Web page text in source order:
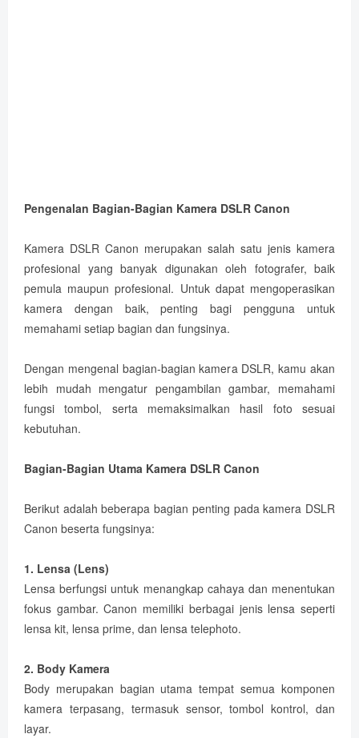
Pengenalan Bagian-Bagian Kamera DSLR Canon
Kamera DSLR Canon merupakan salah satu jenis kamera
profesional yang banyak digunakan oleh fotografer, baik
pemula maupun profesional. Untuk dapat mengoperasikan
kamera dengan baik, penting bagi pengguna untuk
memahami setiap bagian dan fungsinya.
Dengan mengenal bagian-bagian kamera DSLR, kamu akan
lebih mudah mengatur pengambilan gambar, memahami
fungsi tombol, serta memaksimalkan hasil foto sesuai
kebutuhan.
Bagian-Bagian Utama Kamera DSLR Canon
Berikut adalah beberapa bagian penting pada kamera DSLR
Canon beserta fungsinya:
1. Lensa (Lens)
Lensa berfungsi untuk menangkap cahaya dan menentukan
fokus gambar. Canon memiliki berbagai jenis lensa seperti
lensa kit, lensa prime, dan lensa telephoto.
2. Body Kamera
Body merupakan bagian utama tempat semua komponen
kamera terpasang, termasuk sensor, tombol kontrol, dan
layar.